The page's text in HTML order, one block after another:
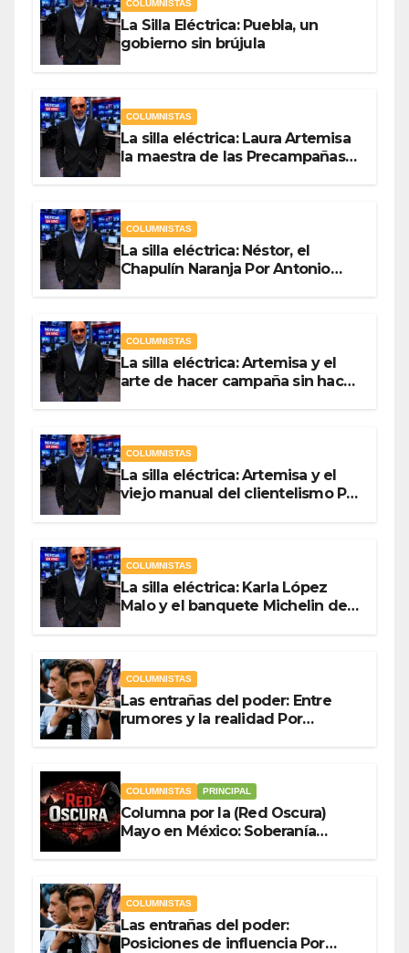
COLUMNISTAS
La Silla Eléctrica: Puebla, un
gobierno sin brújula
COLUMNISTAS
La silla eléctrica: Laura Artemisa
la maestra de las Precampañas
COLUMNISTAS
La silla eléctrica: Néstor, el
Chapulín Naranja Por Antonio
COLUMNISTAS
La silla eléctrica: Artemisa y el
arte de hacer campaña sin hacer
COLUMNISTAS
La silla eléctrica: Artemisa y el
viejo manual del clientelismo Por
COLUMNISTAS
La silla eléctrica: Karla López
Malo y el banquete Michelin del
COLUMNISTAS
Las entrañas del poder: Entre
rumores y la realidad Por
COLUMNISTAS PRINCIPAL
Columna por la (Red Oscura)
Mayo en México: Soberanía
COLUMNISTAS
Las entrañas del poder:
Posiciones de influencia Por